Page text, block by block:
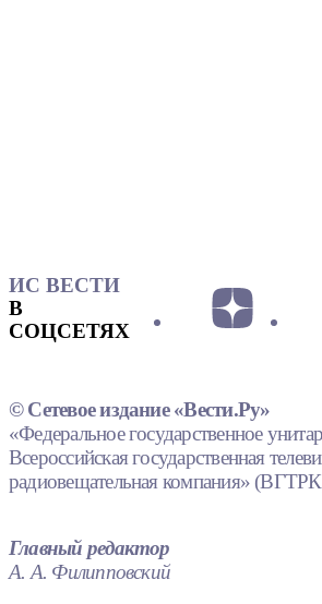
ИС ВЕСТИ
В
СОЦСЕТЯХ
© Сетевое издание «Вести.Ру»
«Федеральное государственное
Всероссийская государственная
радиовещательная компания»
Главный редактор
А. А. Филипповский